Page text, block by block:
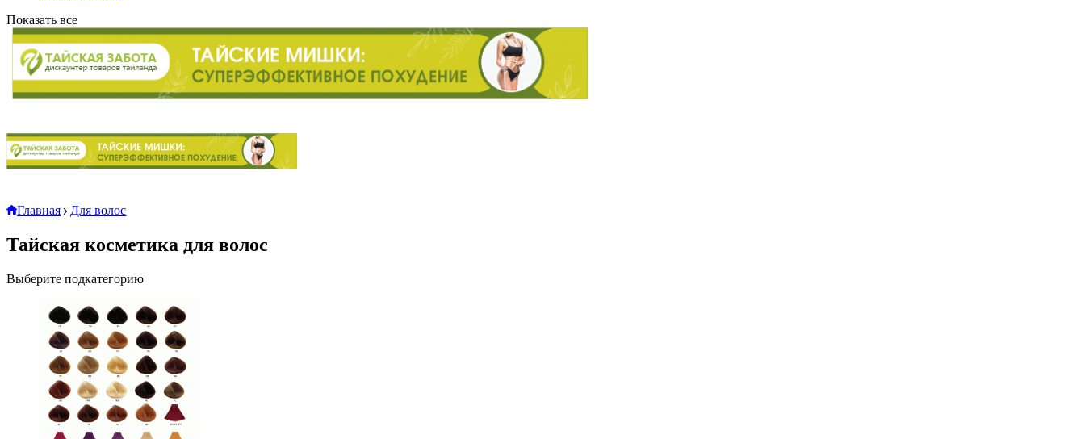
Показать все
Главная Для волос
Тайская косметика для волос
Выберите подкатегорию